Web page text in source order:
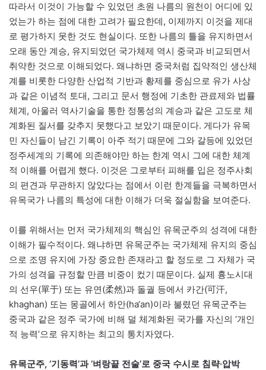
따라서 이것이 가능할 수 있었던 초원 나름의 원천이 어디에 있
었는가 하는 점에 대한 고려가 필요한데, 이제까지 이것을 제대
로 평가하지 못한 것도 현실이다. 또한 나름의 틀을 유지하면서
오래 동안 계승, 유지되었던 국가체제 역시 중국과 비교되면서
취약한 것으로 이해되었다. 왜냐하면 중국처럼 집약적인 생산체
계를 비롯한 다양한 산업적 기반과 황제를 중심으로 유가 사상
과 같은 이념적 토대, 그리고 문서 행정에 기초한 관료제와 법률
체계, 아울러 역사기술을 통한 정통성의 계승과 같은 고도로 체
계화된 질서를 갖추지 못했다고 보았기 때문이다. 게다가 유목
민 자신들이 남긴 기록이 아주 적기 때문에 그와 갈등에 있었던
정주세계의 기록에 의존해야만 하는 한계 역시 그에 대한 체계
적 이해를 어렵게 했다. 이것은 그로부터 피해를 입은 정주사회
의 편견과 무관하지 않았다는 점에서 이런 한계들을 극복하면서
유목국가 나름의 특성에 대한 이해가 더욱 절실함을 보여준다.
이를 위해서는 먼저 국가체제의 핵심인 유목군주의 성격에 대한
이해가 필수적이다. 왜냐하면 유목군주는 국가체제 유지의 중심
으로 조명 유지에 가장 중요한 존재라고 할 정도로 그 자체가 국
가의 성격을 규정할 만큼 비중이 컸기 때문이다. 실제 흉노시대
의 선우(單于) 또는 유연(柔然)과 돌궐 등에서 카간(可汗,
khaghan) 또는 몽골에서 하안(ha‘an)이라 불렸던 유목군주는
중국과 같은 정주 국가에 비해 덜 체계화된 국가를 자신의 ‘개인
적 능력’으로 유지하는 최고의 통치자였다.
유목군주, ‘기동력’과 ‘벼랑끝 전술’로 중국 수시로 침략·압박